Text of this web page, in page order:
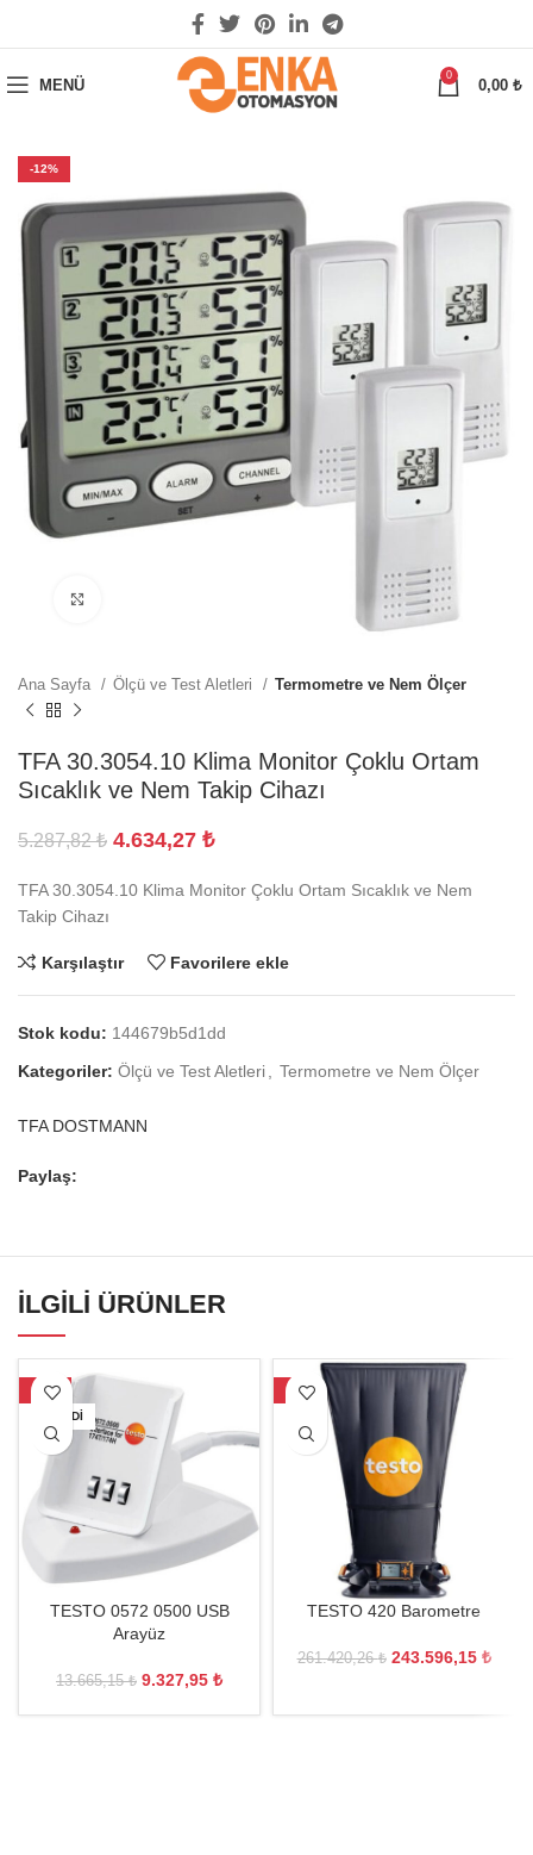
MENÜ
0
0,00 ₺
-12%
Ana Sayfa Ölçü ve Test Aletleri Termometre ve Nem Ölçer
TFA 30.3054.10 Klima Monitor Çoklu Ortam
Sıcaklık ve Nem Takip Cihazı
5.287,82₺ 4.634,27 ₺
TFA 30.3054.10 Klima Monitor Çoklu Ortam Sıcaklık ve Nem
Takip Cihazı
Karşılaştır Favorilere ekle
Stok kodu: 144679b5d1dd
Kategoriler: Ölçü ve Test Aletleri Termometre ve Nem Ölçer
TFA DOSTMANN
Paylaş:
İLGILI ÜRÜNLER
-32%
TÜKENDI
TESTO 0572 0500 USB
Arayüz
13.665,15₺ 9.327,95 ₺
-7%
TESTO 420 Barometre
261.420,26₺ 243.596,15 ₺